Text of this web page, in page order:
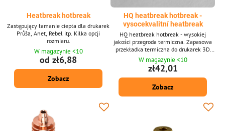
Heatbreak hotbreak
Zastępujący łamanie ciepła dla drukarek
Průša, Anet, Rebel itp. Kilka opcji
rozmiaru.
W magazynie <10
od zł6,88
Zobacz
HQ heatbreak hotbreak -
vysocekvalitní heatbreak
HQ heatbreak hotbreak - wysokiej
jakości przegroda termiczna. Zapasowa
przekładka termiczna do drukarek 3D
Průša, Anet, Rebel itp. w kilku
wariantach. Warianty bimetaliczne są
całkowicie metalowe.
W magazynie <10
zł42,01
Zobacz